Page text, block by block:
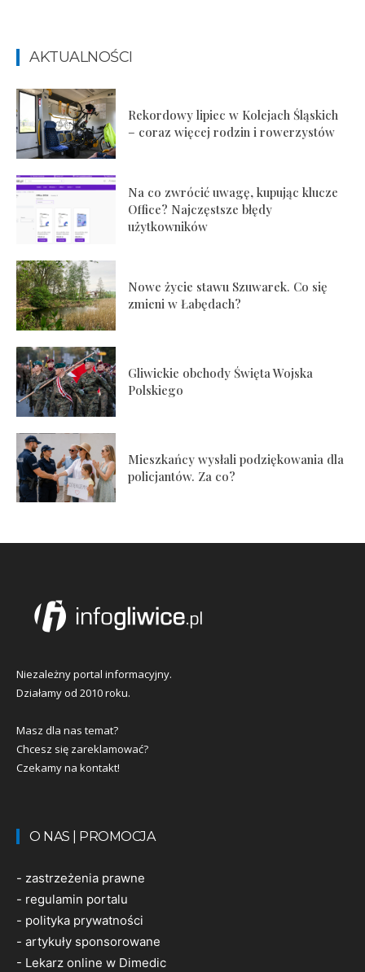
AKTUALNOŚCI
Rekordowy lipiec w Kolejach Śląskich
– coraz więcej rodzin i rowerzystów
Na co zwrócić uwagę, kupując klucze
Office? Najczęstsze błędy
użytkowników
Nowe życie stawu Szuwarek. Co się
zmieni w Łabędach?
Gliwickie obchody Święta Wojska
Polskiego
Mieszkańcy wysłali podziękowania dla
policjantów. Za co?
Niezależny portal informacyjny.
Działamy od 2010 roku.
Masz dla nas temat?
Chcesz się zareklamować?
Czekamy na kontakt!
O NAS | PROMOCJA
- zastrzeżenia prawne
- regulamin portalu
- polityka prywatności
- artykuły sponsorowane
- Lekarz online w Dimedic